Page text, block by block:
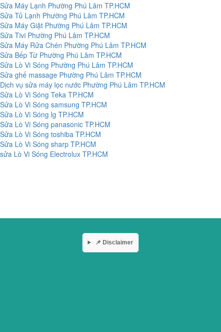
Sửa Máy Lạnh Phường Phú Lâm TP.HCM
Sửa Tủ Lạnh Phường Phú Lâm TP.HCM
Sửa Máy Giặt Phường Phú Lâm TP.HCM
Sửa Tivi Phường Phú Lâm TP.HCM
Sửa Máy Rửa Chén Phường Phú Lâm TP.HCM
Sửa Bếp Từ Phường Phú Lâm TP.HCM
Sửa Lò Vi Sóng Phường Phú Lâm TP.HCM
Sửa ghế massage Phường Phú Lâm TP.HCM
Dịch vụ sửa máy lọc nước Phường Phú Lâm TP.HCM
Sửa Lò Vi Sóng Teka TP.HCM
Sửa Lò Vi Sóng samsung TP.HCM
Sửa Lò Vi Sóng lg TP.HCM
Sửa Lò Vi Sóng panasonic TP.HCM
Sửa Lò Vi Sóng toshiba TP.HCM
Sửa Lò Vi Sóng sharp TP.HCM
sửa Lò Vi Sóng Electrolux TP.HCM
📌 Disclaimer